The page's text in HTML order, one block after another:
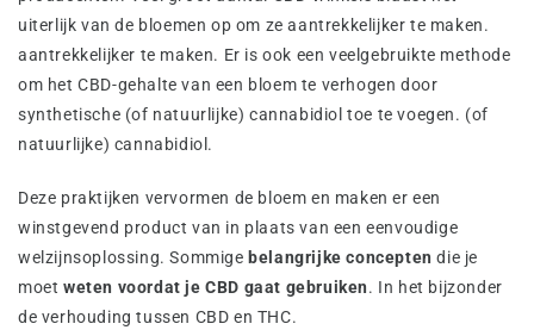
uiterlijk van de bloemen op om ze aantrekkelijker te maken.
aantrekkelijker te maken. Er is ook een veelgebruikte methode
om het CBD-gehalte van een bloem te verhogen door
synthetische (of natuurlijke) cannabidiol toe te voegen. (of
natuurlijke) cannabidiol.
Deze praktijken vervormen de bloem en maken er een
winstgevend product van in plaats van een eenvoudige
welzijnsoplossing. Sommige belangrijke conceptendie je
moet weten voordat je CBD gaat gebruiken. In het bijzonder
de verhouding tussen CBD en THC.